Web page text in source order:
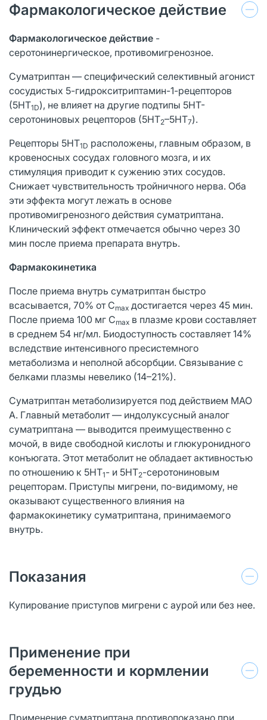
Фармакологическое действие
Фармакологическое действие -
серотонинергическое, противомигренозное.
Суматриптан — специфический селективный агонист
сосудистых 5-гидрокситриптамин-1-рецепторов
(5HT1D), не влияет на другие подтипы 5НТ-
серотониновых рецепторов (5НТ2–5НТ7).
Рецепторы 5HT1D расположены, главным образом, в
кровеносных сосудах головного мозга, и их
стимуляция приводит к сужению этих сосудов.
Снижает чувствительность тройничного нерва. Оба
эти эффекта могут лежать в основе
противомигренозного действия суматриптана.
Клинический эффект отмечается обычно через 30
мин после приема препарата внутрь.
Фармакокинетика
После приема внутрь суматриптан быстро
всасывается, 70% от Cmax достигается через 45 мин.
После приема 100 мг Cmax в плазме крови составляет
в среднем 54 нг/мл. Биодоступность составляет 14%
вследствие интенсивного пресистемного
метаболизма и неполной абсорбции. Связывание с
белками плазмы невелико (14–21%).
Суматриптан метаболизируется под действием МАО
А. Главный метаболит — индолуксусный аналог
суматриптана — выводится преимущественно с
мочой, в виде свободной кислоты и глюкуронидного
конъюгата. Этот метаболит не обладает активностью
по отношению к 5НТ1- и 5НТ2-серотониновым
рецепторам. Приступы мигрени, по-видимому, не
оказывают существенного влияния на
фармакокинетику суматриптана, принимаемого
внутрь.
Показания
Купирование приступов мигрени с аурой или без нее.
Применение при
беременности и кормлении
грудью
Применение суматриптана противопоказано при